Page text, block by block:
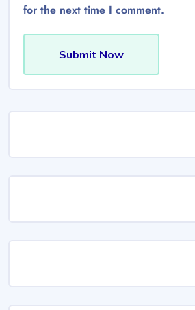
for the next time I comment.
Submit Now